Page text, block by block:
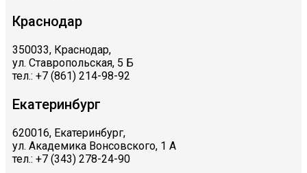
Краснодар
350033, Краснодар,
ул. Ставропольская, 5 Б
тел.: +7 (861) 214-98-92
Екатеринбург
620016, Екатеринбург,
ул. Академика Вонсовского, 1 А
тел.: +7 (343) 278-24-90